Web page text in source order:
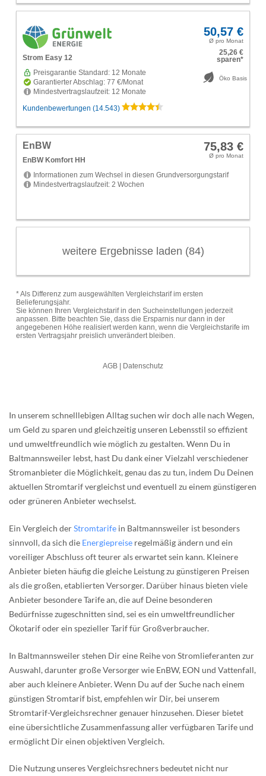
In unserem schnelllebigen Alltag suchen wir doch alle nach Wegen,
um Geld zu sparen und gleichzeitig unseren Lebensstil so effizient
und umweltfreundlich wie möglich zu gestalten. Wenn Du in
Baltmannsweiler lebst, hast Du dank einer Vielzahl verschiedener
Stromanbieter die Möglichkeit, genau das zu tun, indem Du Deinen
aktuellen Stromtarif vergleichst und eventuell zu einem günstigeren
oder grüneren Anbieter wechselst.
Ein Vergleich derStromtarife in Baltmannsweiler ist besonders
sinnvoll, da sich die Energiepreise regelmäßig ändern und ein
voreiliger Abschluss oft teurer als erwartet sein kann. Kleinere
Anbieter bieten häufig die gleiche Leistung zu günstigeren Preisen
als die großen, etablierten Versorger. Darüber hinaus bieten viele
Anbieter besondere Tarife an, die auf Deine besonderen
Bedürfnisse zugeschnitten sind, sei es ein umweltfreundlicher
Ökotarif oder ein spezieller Tarif für Großverbraucher.
In Baltmannsweiler stehen Dir eine Reihe von Stromlieferanten zur
Auswahl, darunter große Versorger wie EnBW, EON und Vattenfall,
aber auch kleinere Anbieter. Wenn Du auf der Suche nach einem
günstigen Stromtarif bist, empfehlen wir Dir, bei unserem
Stromtarif-Vergleichsrechner genauer hinzusehen. Dieser bietet
eine übersichtliche Zusammenfassung aller verfügbaren Tarife und
ermöglicht Dir einen objektiven Vergleich.
Die Nutzung unseres Vergleichsrechners bedeutet nicht nur